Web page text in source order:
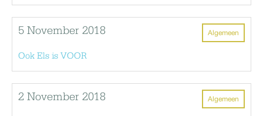
Algemeen
5 November 2018
Ook Els is VOOR
Algemeen
2 November 2018